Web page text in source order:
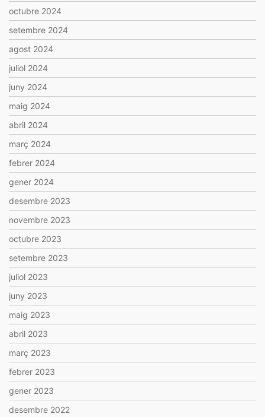
octubre 2024
setembre 2024
agost 2024
juliol 2024
juny 2024
maig 2024
abril 2024
març 2024
febrer 2024
gener 2024
desembre 2023
novembre 2023
octubre 2023
setembre 2023
juliol 2023
juny 2023
maig 2023
abril 2023
març 2023
febrer 2023
gener 2023
desembre 2022